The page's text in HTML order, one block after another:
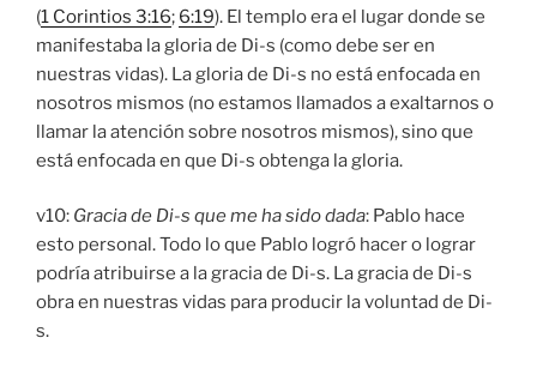
(1 Corintios 3:16; 6:19). El templo era el lugar donde se
manifestaba la gloria de Di-s (como debe ser en
nuestras vidas). La gloria de Di-s no está enfocada en
nosotros mismos (no estamos llamados a exaltarnos o
llamar la atención sobre nosotros mismos), sino que
está enfocada en que Di-s obtenga la gloria.
v10: Gracia de Di-s que me ha sido dada: Pablo hace
esto personal. Todo lo que Pablo logró hacer o lograr
podría atribuirse a la gracia de Di-s. La gracia de Di-s
obra en nuestras vidas para producir la voluntad de Di-
s.